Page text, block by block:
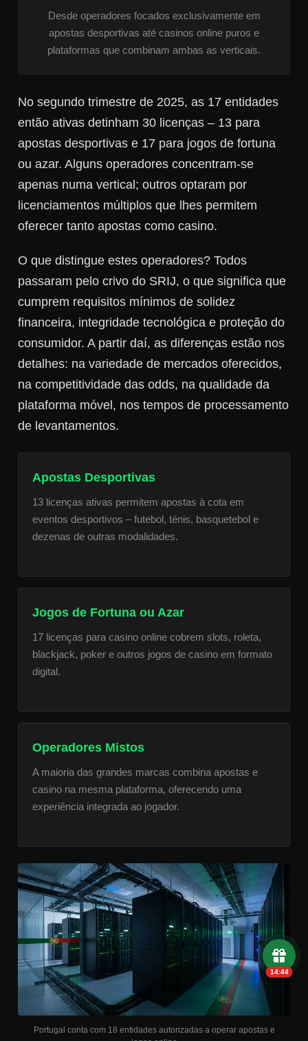
Desde operadores focados exclusivamente em
apostas desportivas até casinos online puros e
plataformas que combinam ambas as verticais.
No segundo trimestre de 2025, as 17 entidades
então ativas detinham 30 licenças – 13 para
apostas desportivas e 17 para jogos de fortuna
ou azar. Alguns operadores concentram-se
apenas numa vertical; outros optaram por
licenciamentos múltiplos que lhes permitem
oferecer tanto apostas como casino.
O que distingue estes operadores? Todos
passaram pelo crivo do SRIJ, o que significa que
cumprem requisitos mínimos de solidez
financeira, integridade tecnológica e proteção do
consumidor. A partir daí, as diferenças estão nos
detalhes: na variedade de mercados oferecidos,
na competitividade das odds, na qualidade da
plataforma móvel, nos tempos de processamento
de levantamentos.
Apostas Desportivas
13 licenças ativas permitem apostas à cota em
eventos desportivos – futebol, ténis, basquetebol e
dezenas de outras modalidades.
Jogos de Fortuna ou Azar
17 licenças para casino online cobrem slots, roleta,
blackjack, poker e outros jogos de casino em formato
digital.
Operadores Mistos
A maioria das grandes marcas combina apostas e
casino na mesma plataforma, oferecendo uma
experiência integrada ao jogador.
Portugal conta com 18 entidades autorizadas a operar apostas e
14:43